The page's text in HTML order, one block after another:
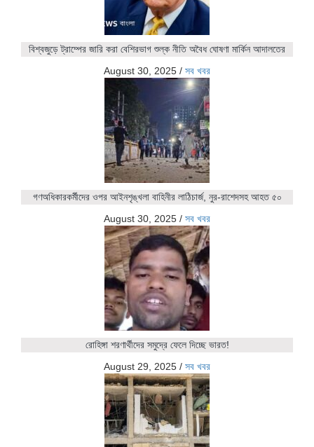
বিশ্বজুড়ে ট্রাম্পের জারি করা বেশিরভাগ শুল্ক নীতি অবৈধ ঘোষণা মার্কিন আদালতের
August 30, 2025 / সব খবর
গণঅধিকারকর্মীদের ওপর আইনশৃঙ্খলা বাহিনীর লাঠিচার্জ, নুর-রাশেদসহ আহত ৫০
August 30, 2025 / সব খবর
রোহিঙ্গা শরণার্থীদের সমুদ্রে ফেলে দিচ্ছে ভারত!
August 29, 2025 / সব খবর